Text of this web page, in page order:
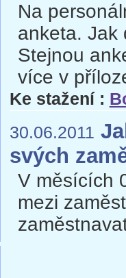
Na
anketa. Jak
Stejnou
více v
Ke stažení :
30.06.2011
svých
V měsících
mezi